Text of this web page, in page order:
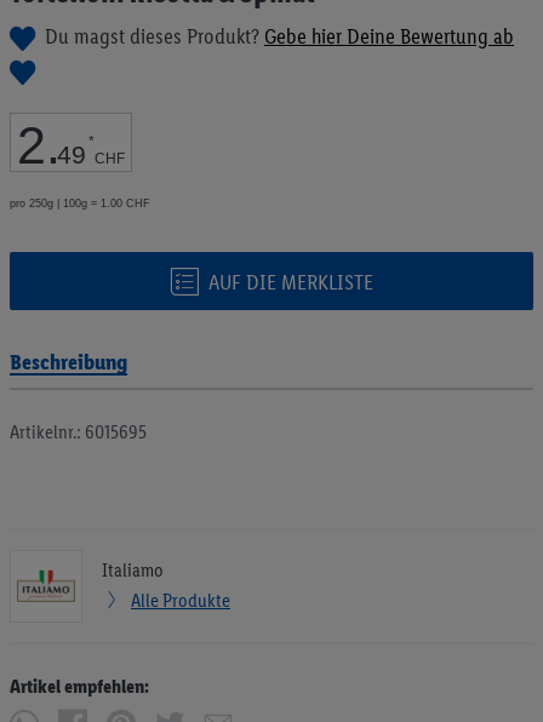
Du magst dieses Produkt? Gebe hier Deine Bewertung ab
2.49 *
CHF
pro 250g | 100g = 1.00 CHF
AUF DIE MERKLISTE
springen
Beschreibung
Artikelnr.: 6015695
Italiamo
Alle Produkte
Artikel empfehlen: